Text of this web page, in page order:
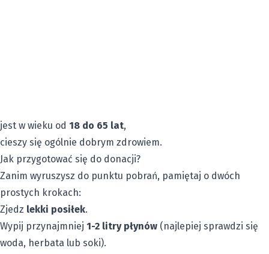
jest w wieku od 18 do 65 lat,
cieszy się ogólnie dobrym zdrowiem.
Jak przygotować się do donacji?
Zanim wyruszysz do punktu pobrań, pamiętaj o dwóch
prostych krokach:
Zjedz lekki posiłek.
Wypij przynajmniej 1-2 litry płynów (najlepiej sprawdzi się
woda, herbata lub soki).